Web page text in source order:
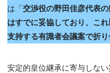
は「 交渉役の野田佳彦代表
はすでに妥協しており、こ
支持する有識者会議案で折
安定的皇位継承に寄与しな